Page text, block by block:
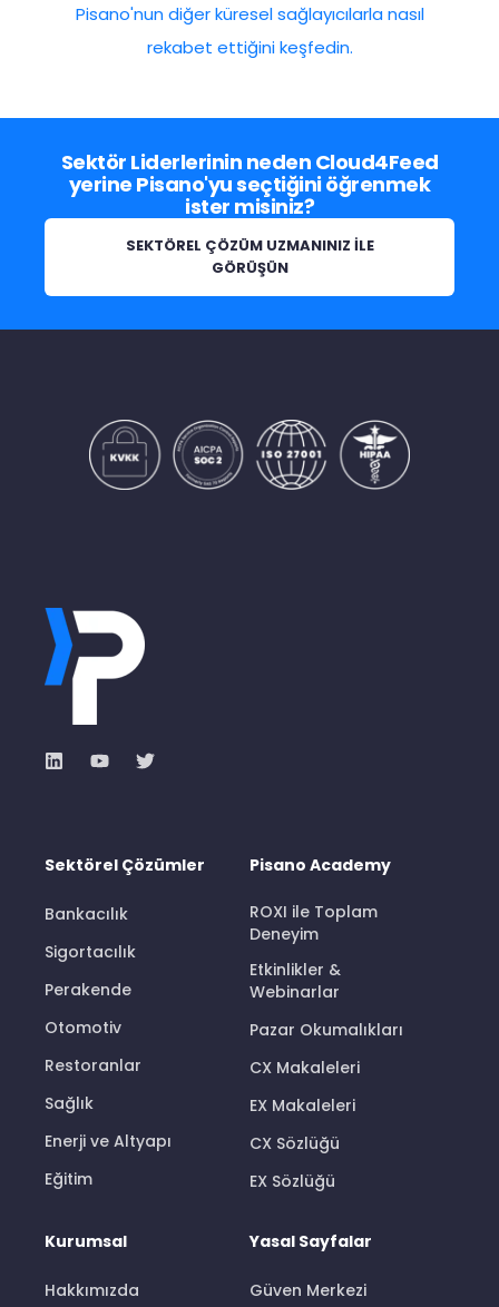
Pisano'nun diğer küresel sağlayıcılarla nasıl
rekabet ettiğini keşfedin.
Sektör Liderlerinin neden Cloud4Feed
yerine Pisano'yu seçtiğini öğrenmek
ister misiniz?
SEKTÖREL ÇÖZÜM UZMANINIZ İLE
GÖRÜŞÜN
Sektörel Çözümler
Bankacılık
Sigortacılık
Perakende
Otomotiv
Restoranlar
Sağlık
Enerji ve Altyapı
Eğitim
Pisano Academy
ROXI ile Toplam
Deneyim
Etkinlikler &
Webinarlar
Pazar Okumalıkları
CX Makaleleri
EX Makaleleri
CX Sözlüğü
EX Sözlüğü
Kurumsal
Hakkımızda
Yasal Sayfalar
Güven Merkezi